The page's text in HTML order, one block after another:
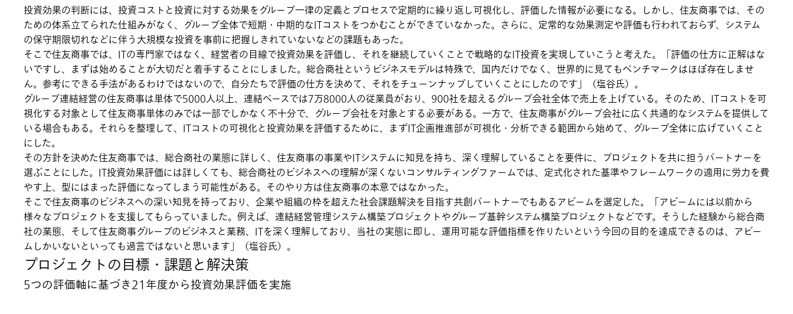
投資効果の判断には、投資コストと投資に対する効果をグループ一律の定義とプロセスで定期的に繰り返し可視化し、評価した情報が必要になる。しかし、住友商事では、その
ための体系立てられた仕組みがなく、グループ全体で短期・中期的なITコストをつかむことができていなかった。さらに、定常的な効果測定や評価も行われておらず、システム
の保守期限切れなどに伴う大規模な投資を事前に把握しきれていないなどの課題もあった。
そこで住友商事では、ITの専門家ではなく、経営者の目線で投資効果を評価し、それを継続していくことで戦略的なIT投資を実現していこうと考えた。「評価の仕方に正解はな
いですし、まずは始めることが大切だと着手することにしました。総合商社というビジネスモデルは特殊で、国内だけでなく、世界的に見てもベンチマークはほぼ存在しませ
ん。参考にできる手法があるわけではないので、自分たちで評価の仕方を決めて、それをチューンナップしていくことにしたのです」（塩谷氏）。
グループ連結経営の住友商事は単体で5000人以上、連結ベースでは7万8000人の従業員がおり、900社を超えるグループ会社全体で売上を上げている。そのため、ITコストを可
視化する対象として住友商事単体のみでは一部でしかなく不十分で、グループ会社を対象とする必要がある。一方で、住友商事がグループ会社に広く共通的なシステムを提供して
いる場合もある。それらを整理して、ITコストの可視化と投資効果を評価するために、まずIT企画推進部が可視化・分析できる範囲から始めて、グループ全体に広げていくこと
にした。
その方針を決めた住友商事では、総合商社の業態に詳しく、住友商事の事業やITシステムに知見を持ち、深く理解していることを要件に、プロジェクトを共に担うパートナーを
選ぶことにした。IT投資効果評価には詳しくても、総合商社のビジネスへの理解が深くないコンサルティングファームでは、定式化された基準やフレームワークの適用に労力を費
やす上、型にはまった評価になってしまう可能性がある。そのやり方は住友商事の本意ではなかった。
そこで住友商事のビジネスへの深い知見を持っており、企業や組織の枠を超えた社会課題解決を目指す共創パートナーでもあるアビームを選定した。「アビームには以前から
様々なプロジェクトを支援してもらっていました。例えば、連結経営管理システム構築プロジェクトやグループ基幹システム構築プロジェクトなどです。そうした経験から総合商
社の業態、そして住友商事グループのビジネスと業務、ITを深く理解しており、当社の実態に即し、運用可能な評価指標を作りたいという今回の目的を達成できるのは、アビー
ムしかいないといっても過言ではないと思います」（塩谷氏）。
プロジェクトの目標・課題と解決策
5つの評価軸に基づき21年度から投資効果評価を実施